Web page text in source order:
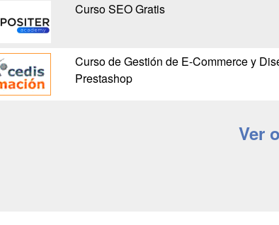
Curso SEO Gratis
Curso de Gestión de E-Commerce y
Prestashop
Ver